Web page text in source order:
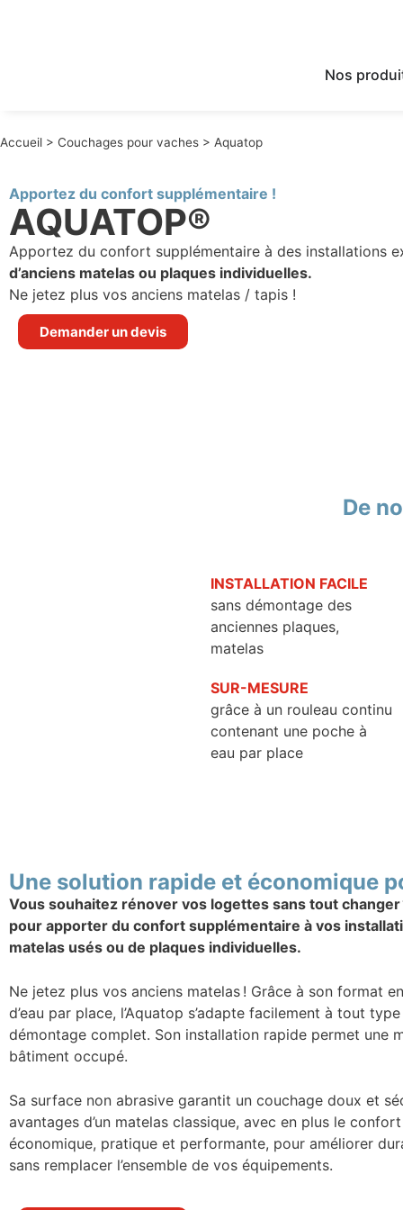
Nos
Accueil > Couchages pour vaches > Aquatop
Apportez du confort supplémentaire !
AQUATOP®
Apportez du confort supplémentaire à des installations
d’anciens matelas ou plaques individuelles.
Ne jetez plus vos anciens matelas / tapis !
Demander un devis
De
INSTALLATION FACILE
sans démontage des
anciennes plaques,
matelas
SUR-MESURE
grâce à un rouleau continu
contenant une poche à
eau par place
Une solution rapide et économique
Vous souhaitez rénover vos logettes sans tout changer
pour apporter du confort supplémentaire à vos
matelas usés ou de plaques individuelles.
Ne jetez plus vos anciens matelas ! Grâce à son format
d’eau par place, l’Aquatop s’adapte facilement à tout
démontage complet. Son installation rapide permet une
bâtiment occupé.
Sa surface non abrasive garantit un couchage doux et
avantages d’un matelas classique, avec en plus le
économique, pratique et performante, pour améliorer
sans remplacer l’ensemble de vos équipements.